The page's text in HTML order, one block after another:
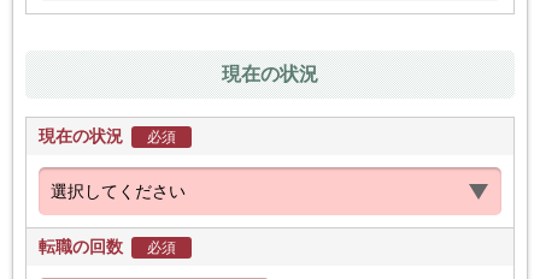
現在の状況
現在の状況 必須
転職の回数 必須